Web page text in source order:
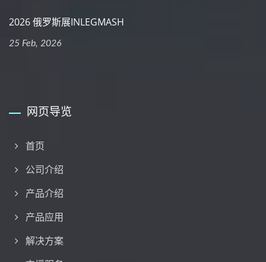
2026 俄罗斯展INLEGMASH
25 Feb, 2026
网页导览
首页
公司介绍
产品介绍
产品应用
解决方案